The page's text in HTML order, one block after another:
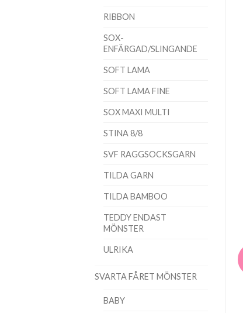
RIBBON
SOX-
ENFÄRGAD/SLINGANDE
SOFT LAMA
SOFT LAMA FINE
SOX MAXI MULTI
STINA 8/8
SVF RAGGSOCKSGARN
TILDA GARN
TILDA BAMBOO
TEDDY ENDAST
MÖNSTER
ULRIKA
SVARTA FÅRET MÖNSTER
BABY